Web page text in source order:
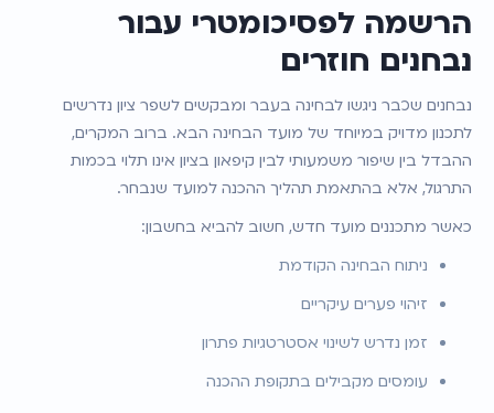
הרשמה לפסיכומטרי עבור
נבחנים חוזרים
נבחנים שכבר ניגשו לבחינה בעבר ומבקשים לשפר ציון נדרשים
לתכנון מדויק במיוחד של מועד הבחינה הבא. ברוב המקרים,
ההבדל בין שיפור משמעותי לבין קיפאון בציון אינו תלוי בכמות
התרגול, אלא בהתאמת תהליך ההכנה למועד שנבחר.
כאשר מתכננים מועד חדש, חשוב להביא בחשבון:
ניתוח הבחינה הקודמת
זיהוי פערים עיקריים
זמן נדרש לשינוי אסטרטגיות פתרון
עומסים מקבילים בתקופת ההכנה